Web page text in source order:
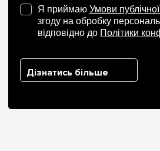
Я приймаю Умови
згоду на обробку
відповідно до Політики
Дізнатись більше